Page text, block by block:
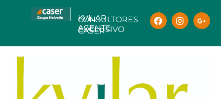
KVILAR
CONSULTORES
AGENTE
EXCLUSIVO
CASER